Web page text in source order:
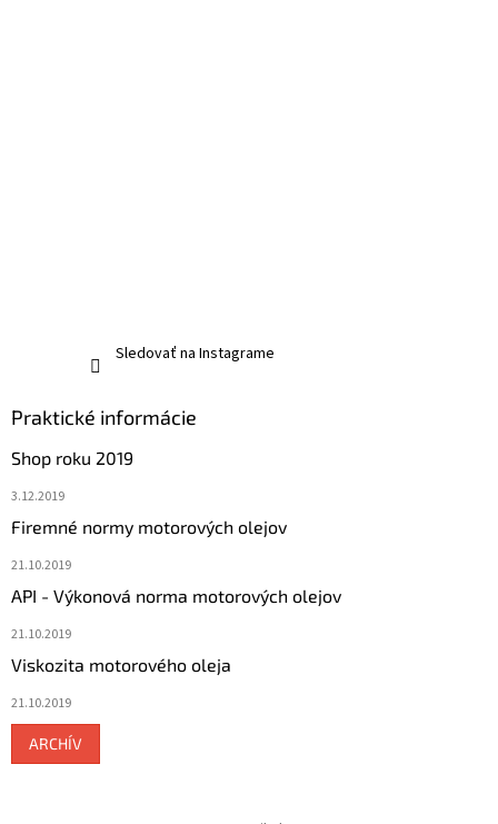
Sledovať na Instagrame
Praktické informácie
Shop roku 2019
3.12.2019
Firemné normy motorových olejov
21.10.2019
API - Výkonová norma motorových olejov
21.10.2019
Viskozita motorového oleja
21.10.2019
ARCHÍV